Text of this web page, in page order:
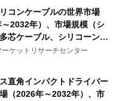
コンケーブルの世界市場
～2032年）、市場規模（シ
芯ケーブル、シリコーン単
）・分析レポートを発表
ケットリサーチセンター
直角インパクトドライバー
（2026年～2032年）、市